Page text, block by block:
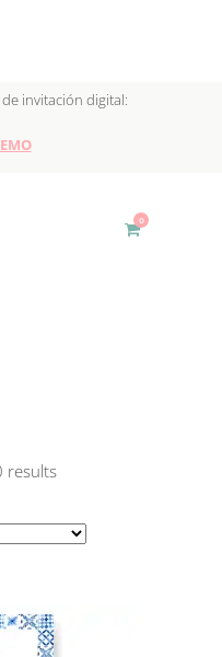
invitación digital:
0
results